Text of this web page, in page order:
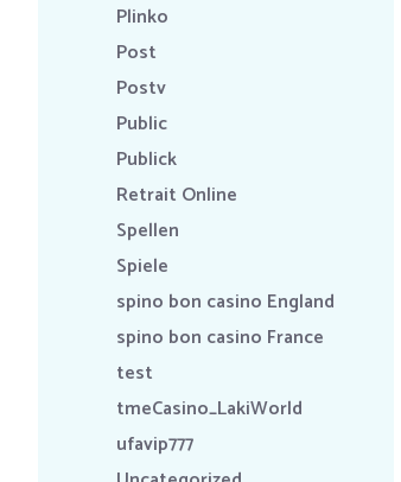
Plinko
Post
Postv
Public
Publick
Retrait Online
Spellen
Spiele
spino bon casino England
spino bon casino France
test
tmeCasino_LakiWorld
ufavip777